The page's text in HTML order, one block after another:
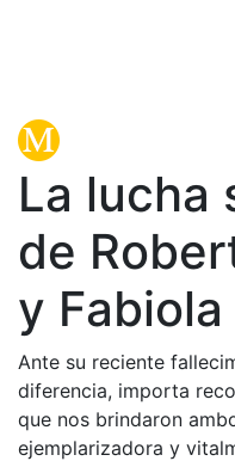
La lucha
de
y
Ante su reciente
diferencia, importa
que nos brindaron
ejemplarizadora y